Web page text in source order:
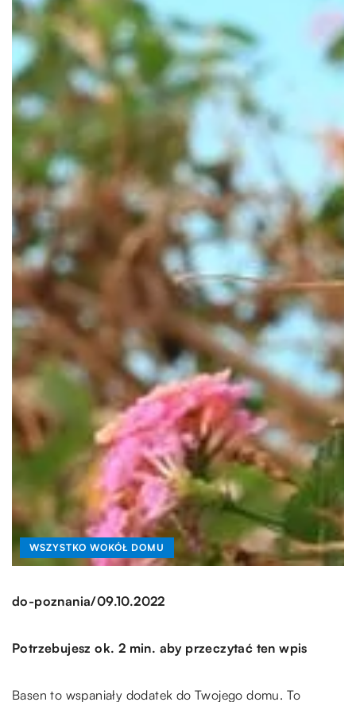
WSZYSTKO WOKÓŁ DOMU
do-poznania/09.10.2022
Potrzebujesz ok. 2 min. aby przeczytać ten wpis
Basen to wspaniały dodatek do Twojego domu. To